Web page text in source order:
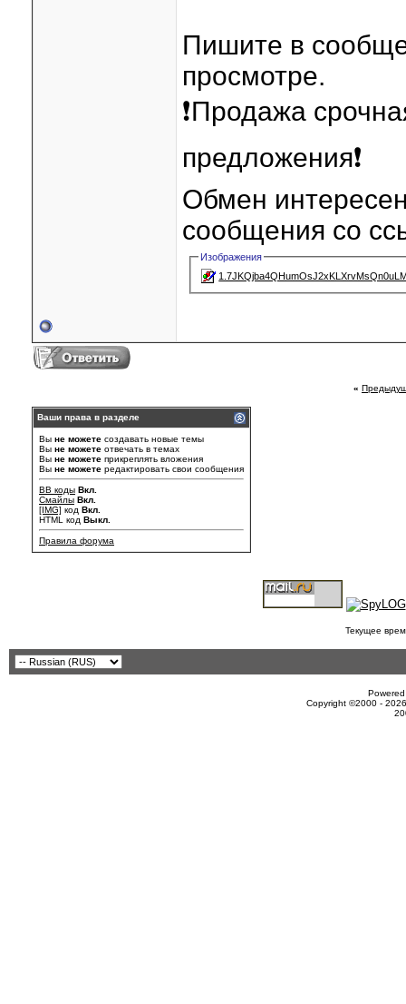
Пишите в
просмотре.
❗️Продажа
предложения❗️
Обмен
сообщения со
Изображения
«
Ваши права в разделе
Вы не можете создавать новые темы
Вы не можете отвечать в темах
Вы не можете прикреплять вложения
Вы не можете редактировать свои сообщения
BB коды Вкл.
Смайлы Вкл.
[IMG] код Вкл.
HTML код Выкл.
Правила форума
Текущее
Copyright ©2000 -